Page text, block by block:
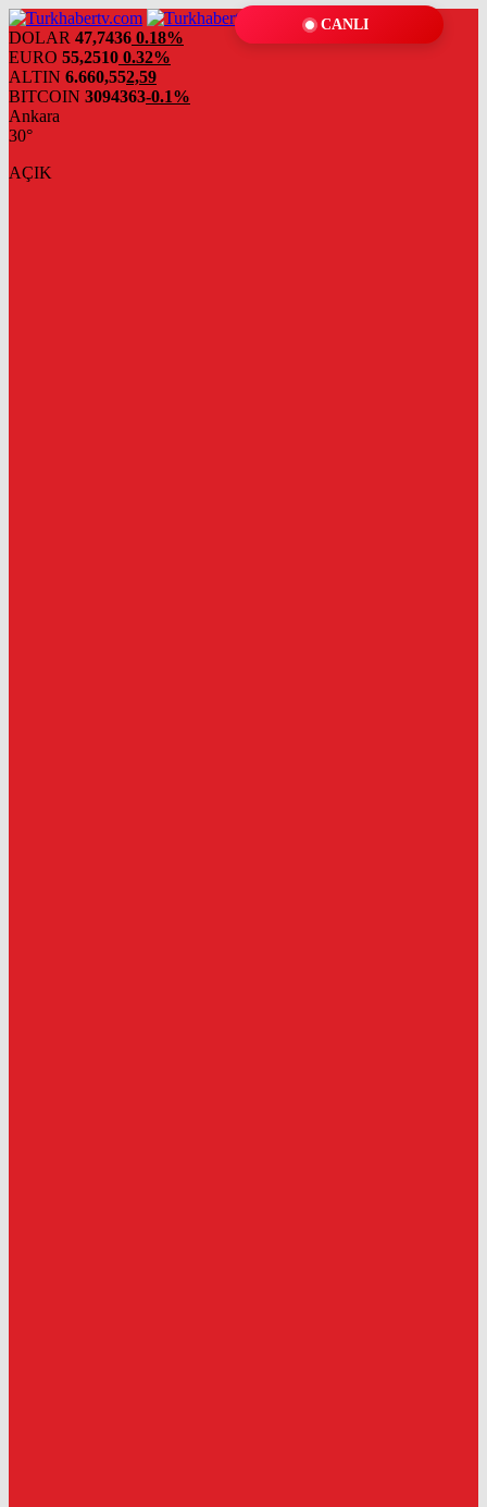
DOLAR 47,7436 0.18%
EURO 55,2510 0.32%
ALTIN 6.660,552,59
BITCOIN 3094363-0.1%
Ankara
30°
AÇIK
CANLI